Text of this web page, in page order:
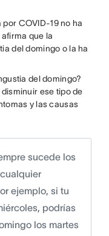
COVID-19 no ha
que la
del domingo o la ha
del domingo?
ese tipo de
y las causas
sucede los
ejemplo, si tu
podrías
los martes